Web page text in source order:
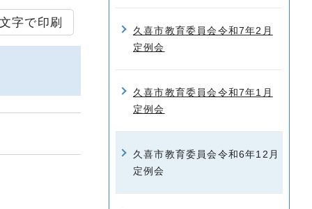
字で印刷
久喜市教育委員会令和7年2月
定例会
久喜市教育委員会令和7年1月
定例会
久喜市教育委員会令和6年12月
定例会